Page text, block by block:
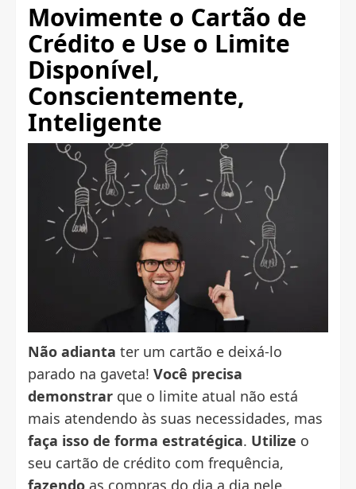
Movimente o Cartão de
Crédito e Use o Limite
Disponível,
Conscientemente,
Inteligente
Não adianta ter um cartão e deixá-lo
parado na gaveta! Você precisa
demonstrar que o limite atual não está
mais atendendo às suas necessidades, mas
faça isso de forma estratégica. Utilize o
seu cartão de crédito com frequência,